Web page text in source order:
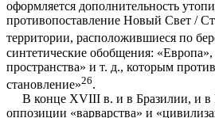
оформляется дополнительность
противопоставление Новый Свет /
территории, расположившиеся по
синтетические обобщения: «Европа»,
пространства» и т. д., которым
становление»26.
В конце XVIII в. и в Бразилии, и в
оппозиции «варварства» и